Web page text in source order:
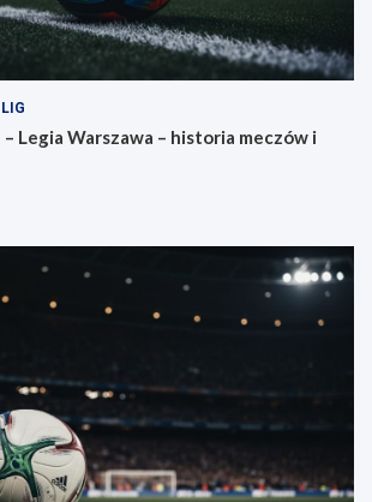
Legia Warszawa – historia meczów i